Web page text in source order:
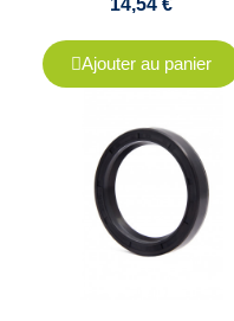
14,54 €
Ajouter au panier